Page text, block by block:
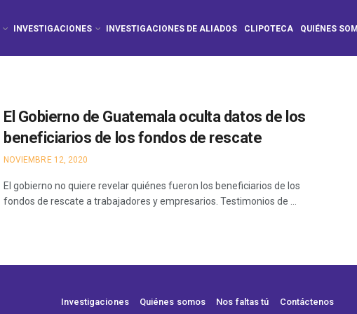
INVESTIGACIONES INVESTIGACIONES DE ALIADOS CLIPOTECA QUIÉNES
El Gobierno de Guatemala oculta datos de los
beneficiarios de los fondos de rescate
NOVIEMBRE 12, 2020
El gobierno no quiere revelar quiénes fueron los beneficiarios de los
fondos de rescate a trabajadores y empresarios. Testimonios de ...
Investigaciones Quiénes somos Nos faltas tú Contáctenos